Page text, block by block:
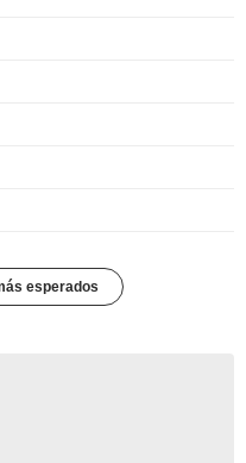
esperados